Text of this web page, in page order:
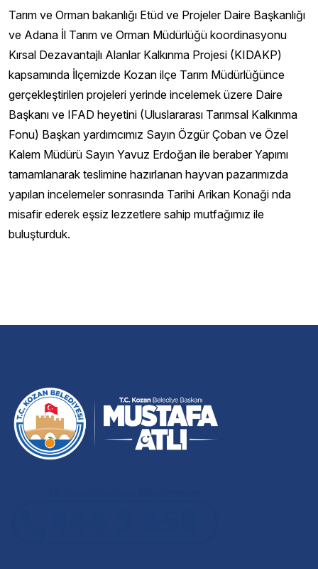
Tarım ve Orman bakanlığı Etüd ve Projeler Daire Başkanlığı
ve Adana İl Tarım ve Orman Müdürlüğü koordinasyonu
Kırsal Dezavantajlı Alanlar Kalkınma Projesi (KIDAKP)
kapsamında İlçemizde Kozan ilçe Tarım Müdürlüğünce
gerçekleştirilen projeleri yerinde incelemek üzere Daire
Başkanı ve IFAD heyetini (Uluslararası Tarımsal Kalkınma
Fonu) Başkan yardımcımız Sayın Özgür Çoban ve Özel
Kalem Müdürü Sayın Yavuz Erdoğan ile beraber Yapımı
tamamlanarak teslimine hazırlanan hayvan pazarımızda
yapılan incelemeler sonrasında Tarihi Arikan Konaği nda
misafir ederek eşsiz lezzetlere sahip mutfağımız ile
buluşturduk.